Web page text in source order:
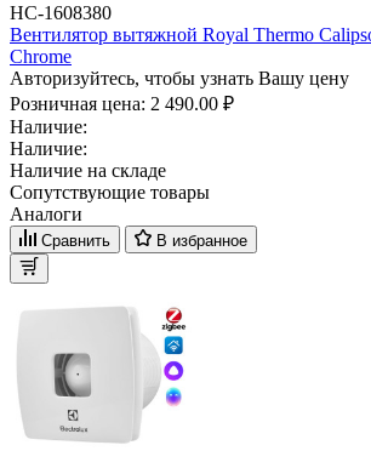
НС-1608380
Вентилятор вытяжной Royal Thermo
Chrome
Авторизуйтесь, чтобы узнать Вашу цену
Розничная цена: 2 490.00 ₽
Наличие:
Наличие:
Наличие на складе
Сопутствующие товары
Аналоги
Сравнить В избранное